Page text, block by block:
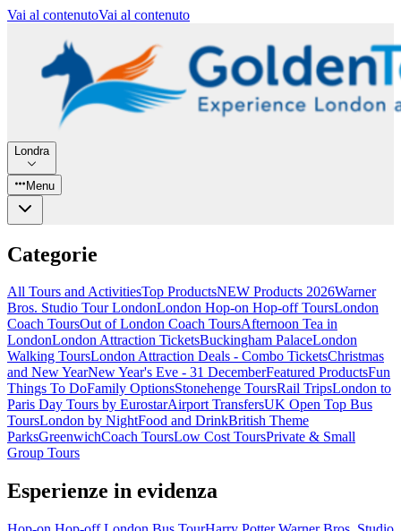
Vai al contenutoVai al contenuto
Londra
Menu
Categorie
All Tours and ActivitiesTop ProductsNEW Products 2026Warner
Bros. Studio Tour LondonLondon Hop-on Hop-off ToursLondon
Coach ToursOut of London Coach ToursAfternoon Tea in
LondonLondon Attraction TicketsBuckingham PalaceLondon
Walking ToursLondon Attraction Deals - Combo TicketsChristmas
and New YearNew Year's Eve - 31 DecemberFeatured ProductsFun
Things To DoFamily OptionsStonehenge ToursRail TripsLondon to
Paris Day Tours by EurostarAirport TransfersUK Open Top Bus
ToursLondon by NightFood and DrinkBritish Theme
ParksGreenwichCoach ToursLow Cost ToursPrivate & Small
Group Tours
Esperienze in evidenza